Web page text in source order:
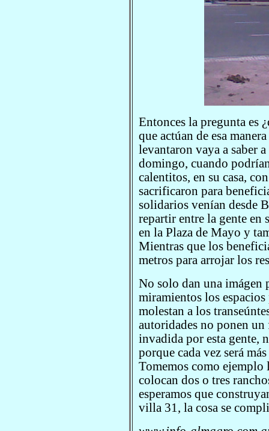
Entonces la pregunta es
que actúan de esa
levantaron vaya a saber
domingo, cuando
calentitos, en su casa,
sacrificaron para
solidarios venían desde
repartir entre la gente en
en la Plaza de Mayo y
Mientras que los
metros para arrojar los
No solo dan una imágen
miramientos los
molestan a los
autoridades no ponen un
invadida por esta gente,
porque cada vez será
Tomemos como ejemplo
colocan dos o tres
esperamos que
villa 31, la cosa se